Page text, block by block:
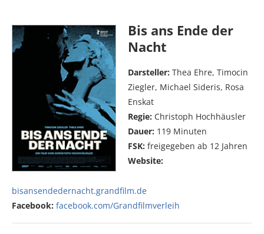
Bis ans Ende der
Nacht
Darsteller: Thea Ehre, Timocin
Ziegler, Michael Sideris, Rosa
Enskat
Regie: Christoph Hochhäusler
Dauer: 119 Minuten
FSK: freigegeben ab 12 Jahren
Website:
bisansendedernacht.grandfilm.de
Facebook: facebook.com/Grandfilmverleih